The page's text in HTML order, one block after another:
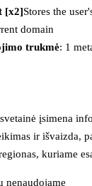
[x2]Stores the
domain
trukmė: 1
įsimena
ir išvaizda,
kuriame
nenaudojame